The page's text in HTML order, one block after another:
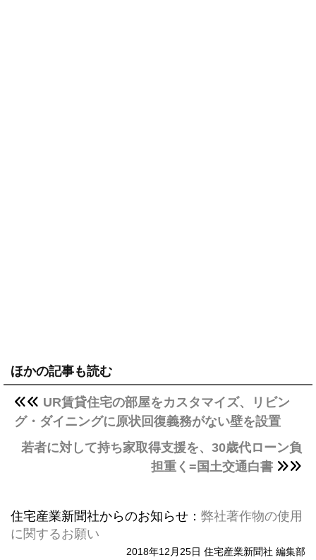
ほかの記事も読む
UR賃貸住宅の部屋をカスタマイズ、リビン
グ・ダイニングに原状回復義務がない壁を設置
若者に対して持ち家取得支援を、30歳代ローン負
担重く=国土交通白書
住宅産業新聞社からのお知らせ： 弊社著作物の使用
に関するお願い
2018年12月25日 住宅産業新聞社 編集部